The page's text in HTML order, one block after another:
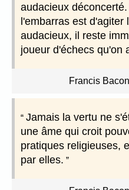
audacieux
l'embarras est
audacieux, il reste
joueur d'échecs qu'on
Francis Bacon
Jamais la vertu ne
une âme qui croit
pratiques religieuses,
par elles.